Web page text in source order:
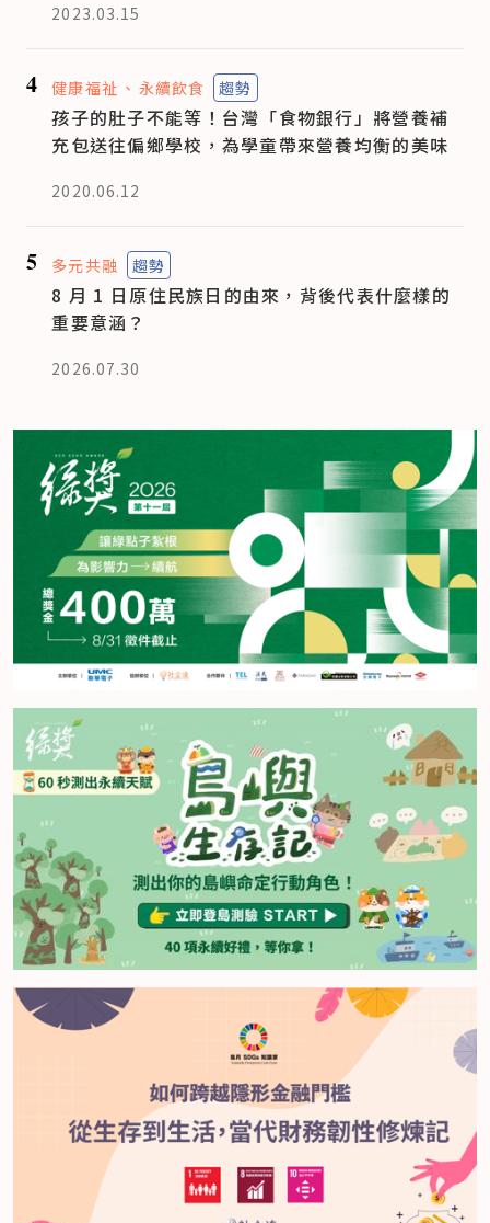
2023.03.15
4 健康福祉 永續飲食 趨勢
孩子的肚子不能等！台灣「食物銀行」將營養補
充包送往偏鄉學校，為學童帶來營養均衡的美味
2020.06.12
5 多元共融 趨勢
8 月 1 日原住民族日的由來，背後代表什麼樣的
重要意涵？
2026.07.30